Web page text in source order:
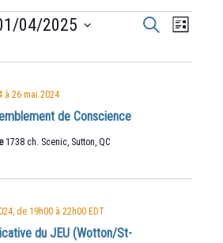
Recherche
Recherche
vues
Liste
04/2025
de Conscience
à 26 mai 2024
1738 ch. Scenic, Sutton, QC
du JEU (Wotton/St-
de 19h00à 22h00 EDT